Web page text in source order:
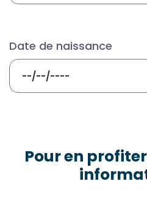
Date de naissance
Pour en